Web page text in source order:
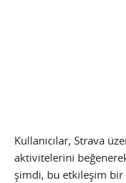
Kullanıcılar, Strava
aktivitelerini
şimdi, bu etkileşim bir